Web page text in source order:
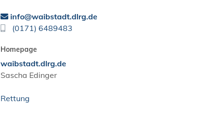
info@waibstadt.dlrg.de
(01 71) 6489483
Homepage
waibstadt.dlrg.de
Sascha Edinger
Rettung